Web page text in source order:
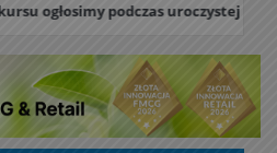
uroczystej Gali w dniu 27